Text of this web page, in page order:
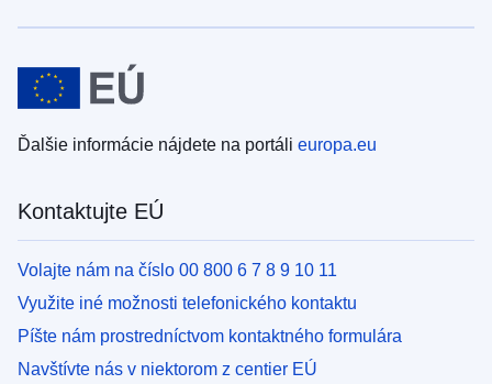
Ďalšie informácie nájdete na portáli europa.eu
Kontaktujte EÚ
Volajte nám na číslo 00 800 6 7 8 9 10 11
Využite iné možnosti telefonického kontaktu
Píšte nám prostredníctvom kontaktného formulára
Navštívte nás v niektorom z centier EÚ